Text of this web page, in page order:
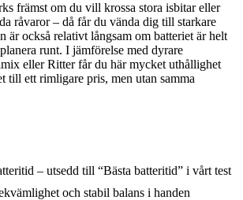
främst om du vill krossa stora isbitar eller
råvaror – då får du vända dig till starkare
är också relativt långsam om batteriet är helt
runt. I jämförelse med dyrare
eller Ritter får du här mycket uthållighet
till ett rimligare pris, men utan samma
– utsedd till “Bästa batteritid” i vårt test
och stabil balans i handen